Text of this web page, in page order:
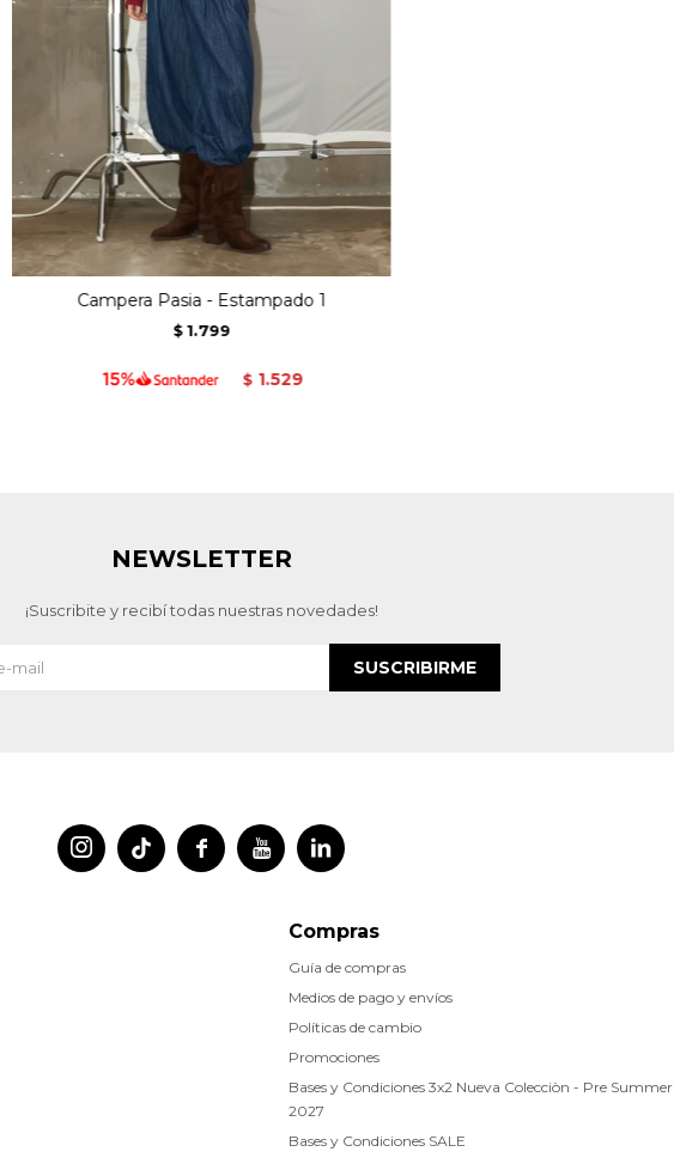
Campera Pasia - Estampado 1
$ 1.799
$ 1.529
 
 
Compras
Guía de compras
Medios de pago y envíos
Políticas de cambio
Promociones
Bases y Condiciones 3x2 Nueva Colecciòn - Pre Summer
2027
Bases y Condiciones SALE
NEWSLETTER
¡Suscribite y recibí todas nuestras novedades!
SUSCRIBIRME